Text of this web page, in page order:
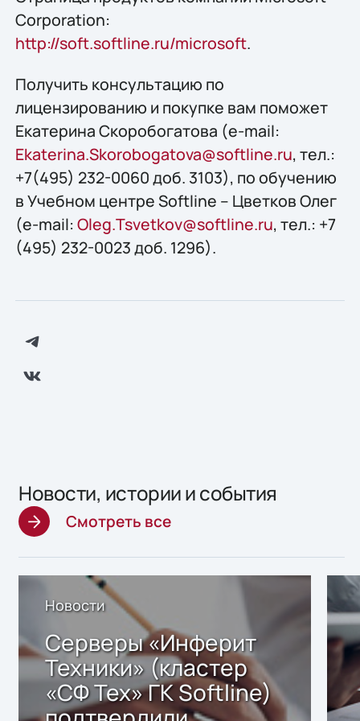
Corporation:
http://soft.softline.ru/microsoft.
Получить конcультацию по
лицензированию и покупке вам поможет
Екатерина Скоробогатова (e-mail:
Ekaterina.Skorobogatova@softline.ru, тел.:
+7(495) 232-0060 доб. 3103), по обучению
в Учебном центре Softline – Цветков Олег
(e-mail: Oleg.Tsvetkov@softline.ru, тел.: +7
(495) 232-0023 доб. 1296).
Новости, истории и события
Смотреть все
Новости
Серверы «Инферит
Техники» (кластер
«СФ Тех» ГК Softline)